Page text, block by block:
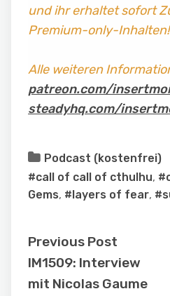
und ihr erhaltet sofort
Premium-only-Inhalten!
Alle weiteren
patreon.com/
steadyhq.com/
Podcast (kostenfrei)
#call of call of cthulhu,
Gems, #layers of fear,
Previous Post
IM1509: Interview
mit Nicolas Gaume